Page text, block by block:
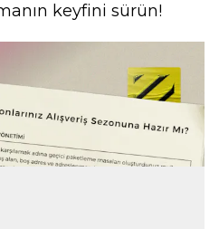
keyfini sürün!